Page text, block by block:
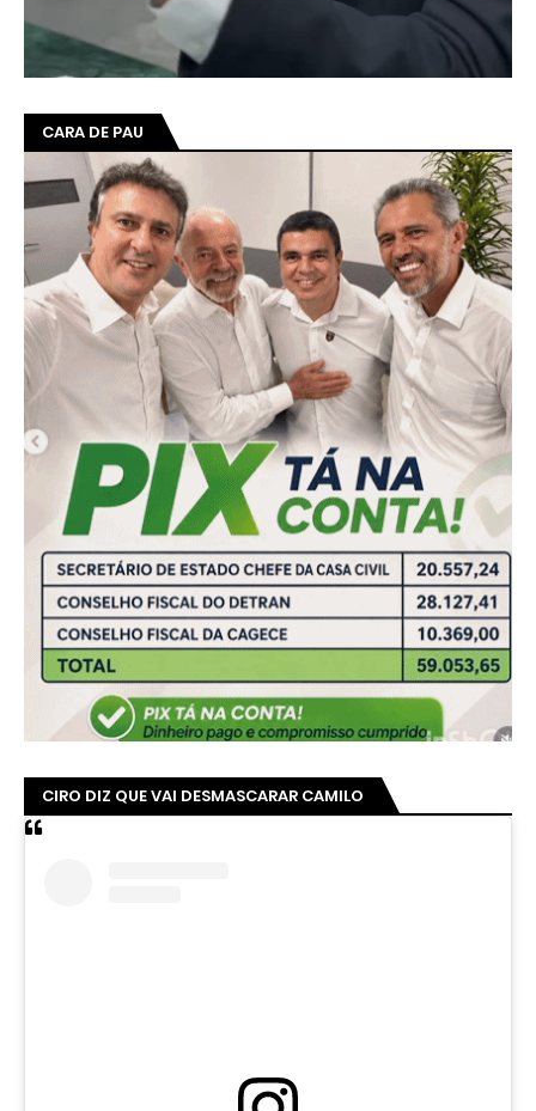
CARA DE PAU
CIRO DIZ QUE VAI DESMASCARAR CAMILO